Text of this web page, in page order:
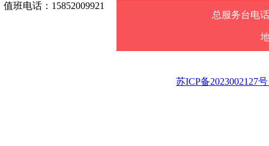
值班电话：15852009921
总服务台电
苏ICP备2023002127